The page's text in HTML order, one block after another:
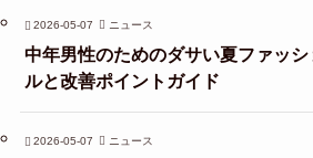
2026-05-07 ニュース
中年男性のためのダサい夏ファッ
ルと改善ポイントガイド
2026-05-07 ニュース